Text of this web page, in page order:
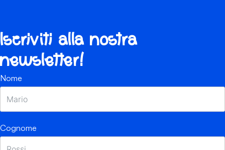
Iscriviti alla nostra
newsletter!
Nome
Cognome